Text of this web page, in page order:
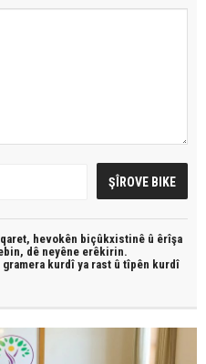
hevokên biçûkxistinê û êrîşa
dê neyêne erêkirin.
gramera kurdî ya rast û tîpên kurdî